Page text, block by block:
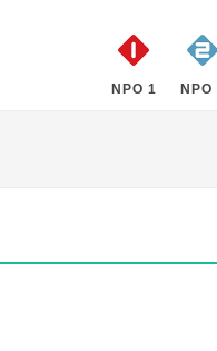
NPO 1 NPO